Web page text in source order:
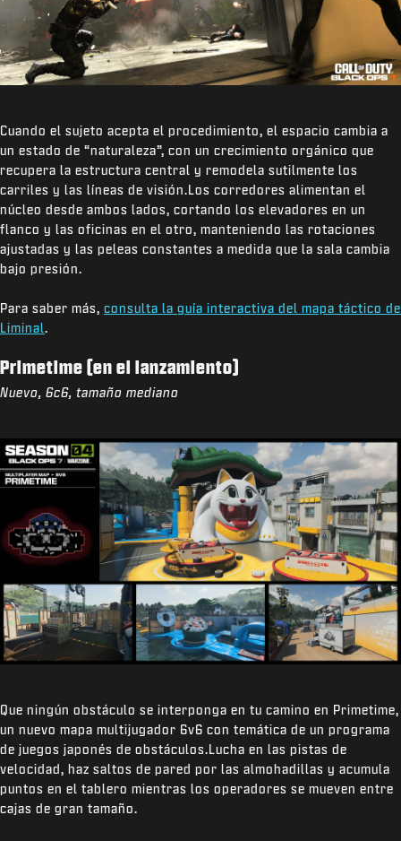
Cuando el sujeto acepta el procedimiento, el espacio cambia a
un estado de “naturaleza”, con un crecimiento orgánico que
recupera la estructura central y remodela sutilmente los
carriles y las líneas de visión.Los corredores alimentan el
núcleo desde ambos lados, cortando los elevadores en un
flanco y las oficinas en el otro, manteniendo las rotaciones
ajustadas y las peleas constantes a medida que la sala cambia
bajo presión.
Para saber más, consulta la guía interactiva del mapa táctico de
Liminal.
Primetime (en el lanzamiento)
Nuevo, 6c6, tamaño mediano
Que ningún obstáculo se interponga en tu camino en Primetime,
un nuevo mapa multijugador 6v6 con temática de un programa
de juegos japonés de obstáculos.Lucha en las pistas de
velocidad, haz saltos de pared por las almohadillas y acumula
puntos en el tablero mientras los operadores se mueven entre
cajas de gran tamaño.